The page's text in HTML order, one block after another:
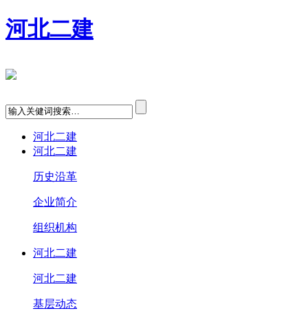
河北二建
河北二建
河北二建
历史沿革
企业简介
组织机构
河北二建
河北二建
基层动态